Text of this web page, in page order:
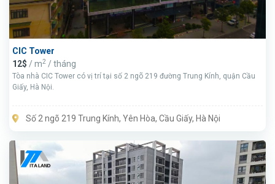
CIC Tower
12$ / m2 / tháng
Tòa nhà CIC Tower có vị trí tại số 2 ngõ 219 đường Trung Kính, quận Cầu
Giấy, Hà Nội.
Số 2 ngõ 219 Trung Kính, Yên Hòa, Cầu Giấy, Hà Nội